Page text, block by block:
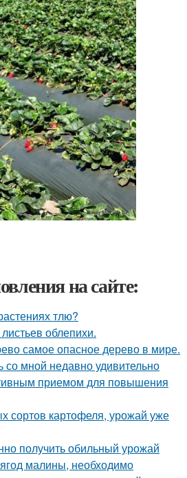
на сайте:
тлю?
облепихи.
самое опасное дерево в мире.
со мной недавно удивительно
приемом для повышения
сортов картофеля, урожай уже
получить обильный урожай
малины, необходимо